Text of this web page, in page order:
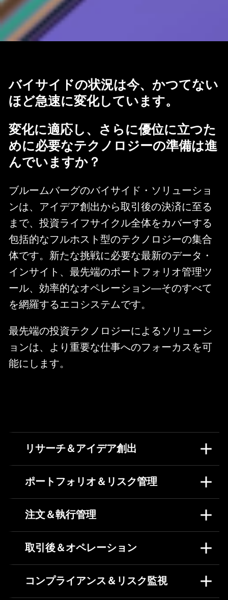
バイサイドの状況は今、かつてない
ほど急速に変化しています。
変化に適応し、さらに優位に立つた
めに必要なテクノロジーの準備は進
んでいますか？
ブルームバーグのバイサイド・ソリューショ
ンは、アイデア創出から取引後の決済に至る
まで、投資ライフサイクル全体をカバーする
包括的なフルホスト型のテクノロジーの集合
体です。新たな挑戦に必要な最新のデータ・
インサイト、最先端のポートフォリオ管理ツ
ール、効率的なオペレーション―そのすべて
を網羅するエコシステムです。
最先端の投資テクノロジーによるソリューシ
ョンは、より重要な仕事へのフォーカスを可
能にします。
リサーチ＆アイデア創出
ポートフォリオ＆リスク管理
注文＆執行管理
取引後＆オペレーション
コンプライアンス＆リスク監視